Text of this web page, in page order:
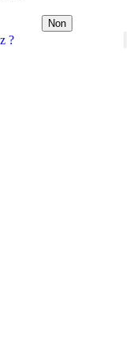
?
Non